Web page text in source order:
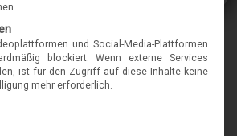
hornbrille
glaenzend
braun
form-rund-oval, pantoform
und Social-Media-Plattformen
blockiert. Wenn externe Services
ist für den Zugriff auf diese Inhalte keine
mehr erforderlich.